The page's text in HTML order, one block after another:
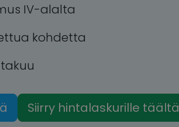
IV-alalta
kohdetta
Siirry hintalaskurille täältä